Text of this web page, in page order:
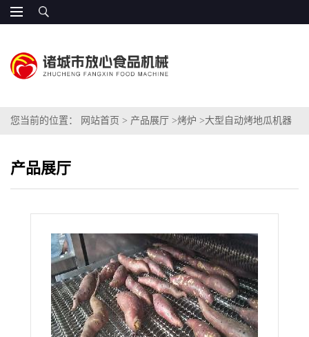
您当前的位置： 网站首页 > 产品展厅 >烤炉 >大型自动烤地瓜机器
产品展厅